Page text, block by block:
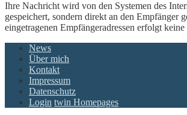
Ihre Nachricht wird von den Systemen des
gespeichert, sondern direkt an den Empfänger
eingetragenen Empfängeradressen erfolgt
News
Über mich
Kontakt
Impressum
Datenschutz
Login twin Homepages